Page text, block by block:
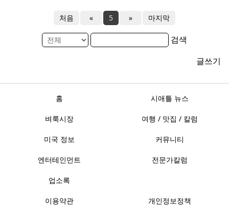
처음 « 5 » 마지막
검색
글쓰기
홈 시애틀 뉴스
벼룩시장 여행 / 맛집 / 칼럼
미국 정보 커뮤니티
엔터테인먼트 전문가칼럼
업소록
이용약관 개인정보정책